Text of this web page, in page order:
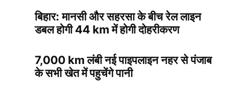
बिहार: मानसी और सहरसा के बीच रेल लाइन
डबल होगी 44 km में होगी दोहरीकरण
7,000 km लंबी नई पाइपलाइन नहर से पंजाब
के सभी खेत में पहुचेंगे पानी